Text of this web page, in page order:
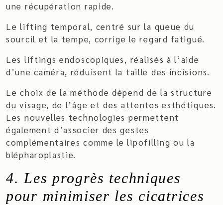
une récupération rapide.
Le lifting temporal, centré sur la queue du
sourcil et la tempe, corrige le regard fatigué.
Les liftings endoscopiques, réalisés à l’aide
d’une caméra, réduisent la taille des incisions.
Le choix de la méthode dépend de la structure
du visage, de l’âge et des attentes esthétiques.
Les nouvelles technologies permettent
également d’associer des gestes
complémentaires comme le lipofilling ou la
blépharoplastie.
4. Les progrès techniques
pour minimiser les cicatrices